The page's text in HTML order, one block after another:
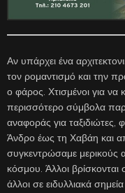
Αν υπάρχει ένα
τον ρομαντισμό και την
ο φάρος. Χτισμένοι για να
περισσότερο σύμβολα
αναφοράς για
Άνδρο έως τη Χαβάη και
συγκεντρώσαμε μερικούς
κόσμου. Άλλοι
άλλοι σε ειδυλλιακά